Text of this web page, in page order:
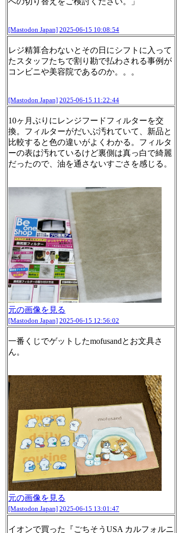
[Mastodon Japan] 2025-06-15 10:08:54
レジ精算合わないとその日にシフトに入って
たスタッフたちで割り勘で払わされる事例が
コンビニや美容院であるのか。。。
[Mastodon Japan] 2025-06-15 11:22:44
10ヶ月ぶりにレンジフードフィルターを交
換。フィルターがだいぶ汚れていて、新品と
比較すると色の違いがよくわかる。フィルタ
ーの表は汚れているけど裏側は真っ白で綺麗
だったので、油を通さないすごさを感じる。
元の画像を見る
[Mastodon Japan] 2025-06-15 12:56:02
一番くじでゲットしたmofusandとお文具さ
ん。
元の画像を見る
[Mastodon Japan] 2025-06-15 13:01:47
イオンで買った『ごちそうUSA カルフォルニ